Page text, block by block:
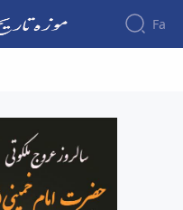
Fa
بوعلی سینا
رحلت ملکوتی